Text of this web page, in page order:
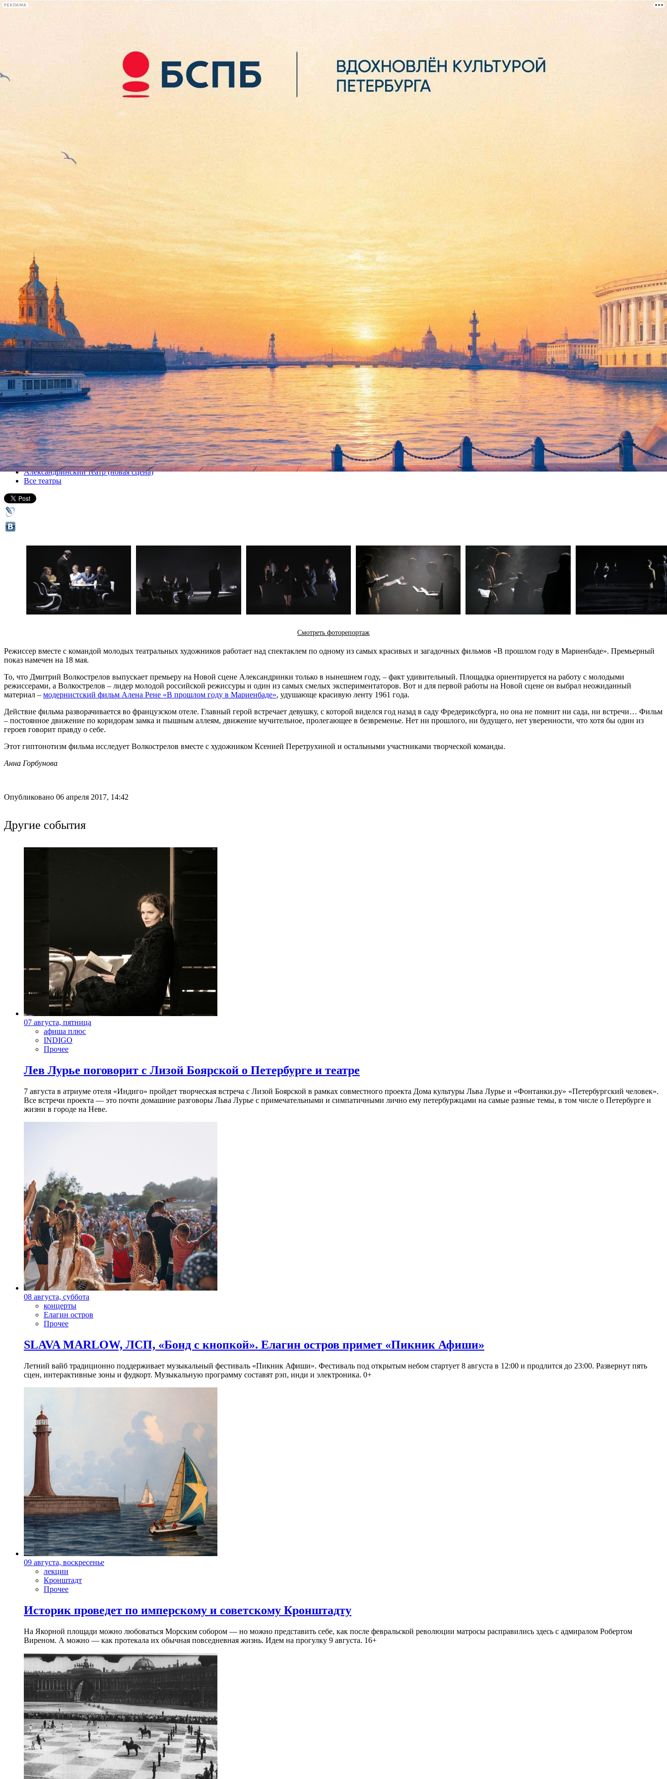
РЕКЛАМА
лекции
книги
Дмитрий Волкострелов выпускает «кинопремьеру» на сцене Александринки
18 мая 2017, четверг
Версия для печати
Все спектакли
Александринский театр (новая сцена)
Все театры
Смотреть фоторепортаж
Режиссер вместе с командой молодых театральных художников работает над спектаклем по одному из самых красивых и загадочных фильмов «В прошлом году в Мариенбаде». Премьерный
показ намечен на 18 мая.
То, что Дмитрий Волкострелов выпускает премьеру на Новой сцене Александринки только в нынешнем году, – факт удивительный. Площадка ориентируется на работу с молодыми
режиссерами, а Волкострелов – лидер молодой российской режиссуры и один из самых смелых экспериментаторов. Вот и для первой работы на Новой сцене он выбрал неожиданный
материал – модернистский фильм Алена Рене «В прошлом году в Мариенбаде», удушающе красивую ленту 1961 года.
Действие фильма разворачивается во французском отеле. Главный герой встречает девушку, с которой виделся год назад в саду Фредериксбурга, но она не помнит ни сада, ни встречи… Фильм
– постоянное движение по коридорам замка и пышным аллеям, движение мучительное, пролегающее в безвременье. Нет ни прошлого, ни будущего, нет уверенности, что хотя бы один из
героев говорит правду о себе.
Этот гиптонотизм фильма исследует Волкострелов вместе с художником Ксенией Перетрухиной и остальными участниками творческой команды.
Анна Горбунова
Опубликовано 06 апреля 2017, 14:42
Другие события
07 августа, пятница
афиша плюс
INDIGO
Прочее
Лев Лурье поговорит с Лизой Боярской о Петербурге и театре
7 августа в атриуме отеля «Индиго» пройдет творческая встреча с Лизой Боярской в рамках совместного проекта Дома культуры Льва Лурье и «Фонтанки.ру» «Петербургский человек».
Все встречи проекта — это почти домашние разговоры Льва Лурье с примечательными и симпатичными лично ему петербуржцами на самые разные темы, в том числе о Петербурге и
жизни в городе на Неве.
08 августа, суббота
концерты
Елагин остров
Прочее
SLAVA MARLOW, ЛСП, «Бонд с кнопкой». Елагин остров примет «Пикник Афиши»
Летний вайб традиционно поддерживает музыкальный фестиваль «Пикник Афиши». Фестиваль под открытым небом стартует 8 августа в 12:00 и продлится до 23:00. Развернут пять
сцен, интерактивные зоны и фудкорт. Музыкальную программу составят рэп, инди и электроника. 0+
09 августа, воскресенье
лекции
Кронштадт
Прочее
Историк проведет по имперскому и советскому Кронштадту
На Якорной площади можно любоваться Морским собором — но можно представить себе, как после февральской революции матросы расправились здесь с адмиралом Робертом
Виреном. А можно — как протекала их обычная повседневная жизнь. Идем на прогулку 9 августа. 16+